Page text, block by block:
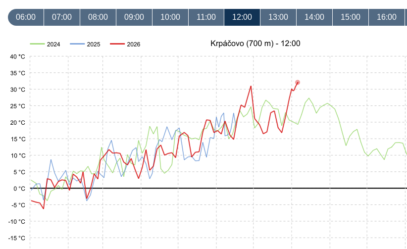
06:00 07:00 08:00 09:00 10:00 11:00 12:00 13:00 14:00 15:00 16:00